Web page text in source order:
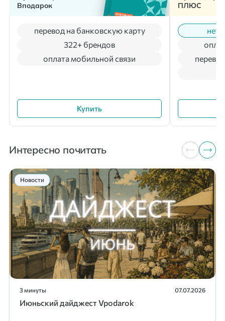
Вподарок
оплата мобильной связи
перевод на банковскую карту
322+ брендов
Купить
ПЛЮС
нет
Интересно почитать
3 минуты 07.07.2026
Июньский дайджест Vpodarok
Новости